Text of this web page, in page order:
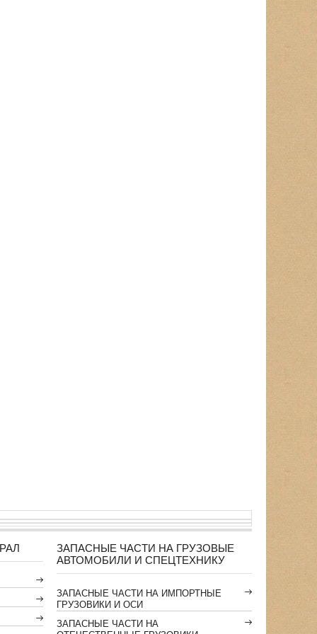
ЗАПАСНЫЕ ЧАСТИ НА ГРУЗОВЫЕ
АВТОМОБИЛИ И СПЕЦТЕХНИКУ
ЗАПАСНЫЕ ЧАСТИ НА ИМПОРТНЫЕ
ГРУЗОВИКИ И ОСИ
ЗАПАСНЫЕ ЧАСТИ НА